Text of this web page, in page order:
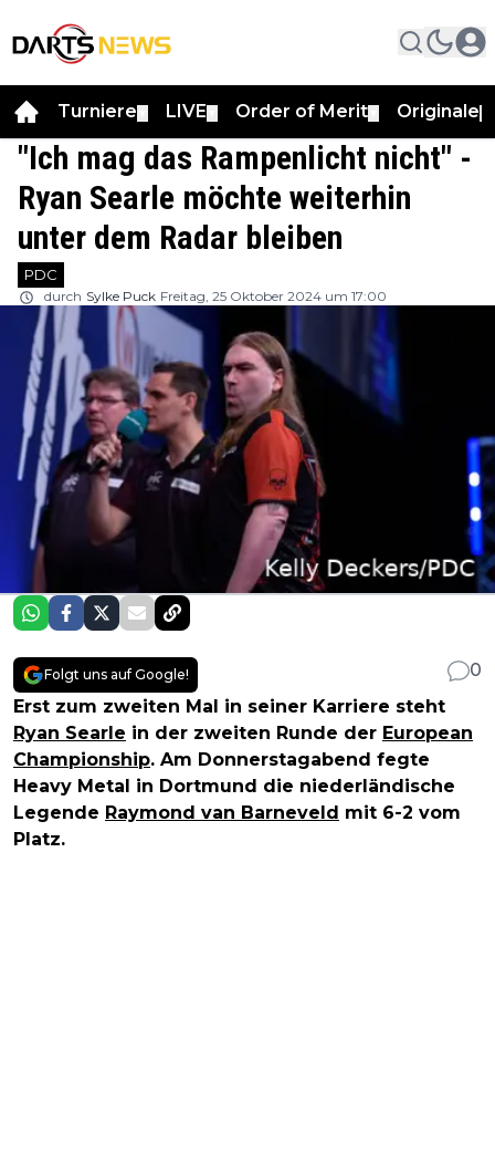
Turniere LIVE Order of Merit Originale
"Ich mag das Rampenlicht nicht" -
Ryan Searle möchte weiterhin
unter dem Radar bleiben
PDC
durch Sylke Puck Freitag, 25 Oktober 2024 um 17:00
Folgt uns auf Google!
0
Erst zum zweiten Mal in seiner Karriere steht
Ryan Searle in der zweiten Runde der European
Championship. Am Donnerstagabend fegte
Heavy Metal in Dortmund die niederländische
Legende Raymond van Barneveld mit 6-2 vom
Platz.